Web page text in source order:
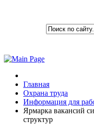
Главная
Охрана труда
Информация для
Ярмарка вакансий
структур